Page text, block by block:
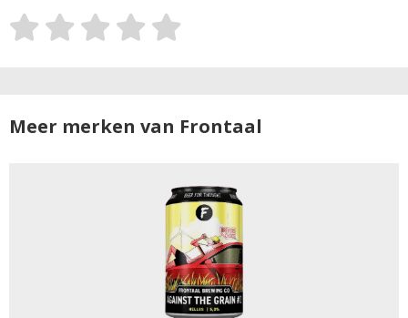
Meer merken van Frontaal